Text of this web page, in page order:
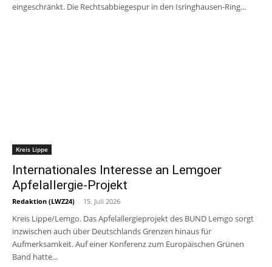
eingeschränkt. Die Rechtsabbiegespur in den Isringhausen-Ring...
Kreis Lippe
Internationales Interesse an Lemgoer
Apfelallergie-Projekt
Redaktion (LWZ24) - 15. Juli 2026
Kreis Lippe/Lemgo. Das Apfelallergieprojekt des BUND Lemgo sorgt
inzwischen auch über Deutschlands Grenzen hinaus für
Aufmerksamkeit. Auf einer Konferenz zum Europäischen Grünen
Band hatte...